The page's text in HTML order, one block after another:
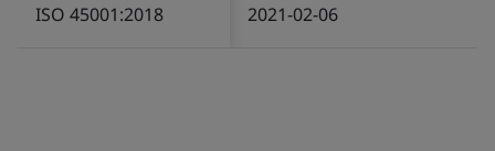
ISO 45001:2018 2021-02-06